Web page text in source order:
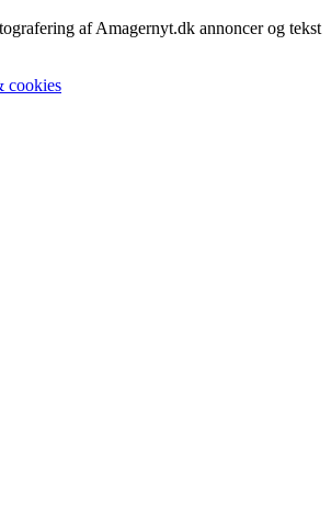
af Amagernyt.dk annoncer og tekst
cookies